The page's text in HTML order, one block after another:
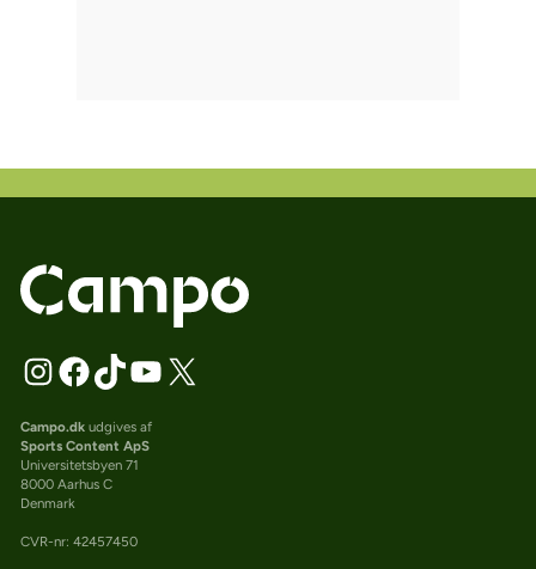
Campo.dkudgives af
Sports Content ApS
Universitetsbyen 71
8000 Aarhus C
Denmark
CVR-nr: 42457450